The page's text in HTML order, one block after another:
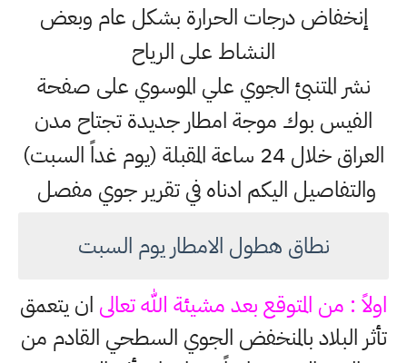
إنخفاض درجات الحرارة بشكل عام وبعض
النشاط على الرياح
نشر المتنبئ الجوي علي الموسوي على صفحة
الفيس بوك موجة امطار جديدة تجتاح مدن
العراق خلال 24 ساعة المقبلة (يوم غداً السبت)
والتفاصيل اليكم ادناه في تقرير جوي مفصل
نطاق هطول الامطار يوم السبت
اولاً : من المتوقع بعد مشيئة الله تعالى ان يتعمق
تأثر البلاد بالمنخفض الجوي السطحي القادم من